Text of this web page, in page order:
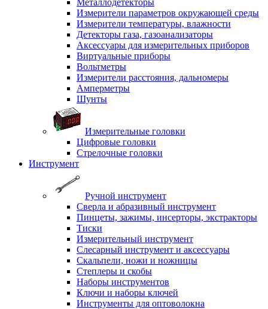
Металлодетекторы
Измерители параметров окружающей среды
Измерители температуры, влажности
Детекторы газа, газоанализаторы
Аксессуары для измерительных приборов
Виртуальные приборы
Вольтметры
Измерители расстояния, дальномеры
Амперметры
Шунты
Измерительные головки
Цифровые головки
Стрелочные головки
Инструмент
Ручной инструмент
Сверла и абразивный инструмент
Пинцеты, зажимы, инсерторы, экстракторы
Тиски
Измерительный инструмент
Слесарный инструмент и аксессуары
Скальпели, ножи и ножницы
Степлеры и скобы
Наборы инструментов
Ключи и наборы ключей
Инструменты для оптоволокна